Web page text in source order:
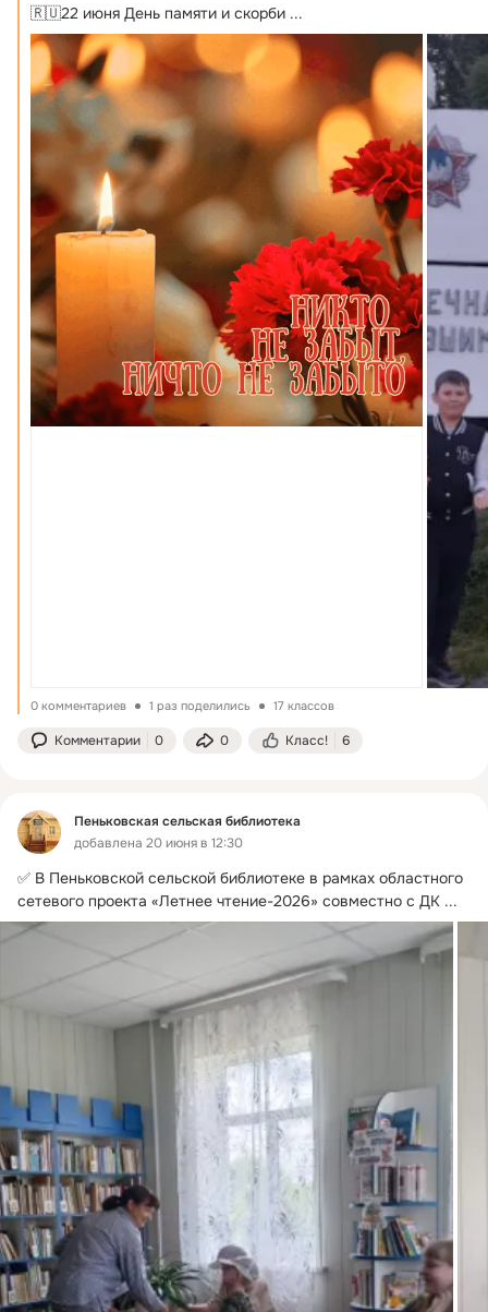
🇷🇺22 июня День памяти и скорби ...
0 комментариев 1 раз поделились 17 классов
Комментарии 0 0 Класс! 6
Пеньковская сельская библиотека
добавлена 20 июня в 12:30
✅ В Пеньковской сельской библиотеке в рамках областного
сетевого проекта «Летнее чтение-2026» совместно с ДК ...